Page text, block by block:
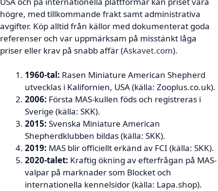
högre, med tillkommande frakt samt administrativa
avgifter. Köp alltid från källor med dokumenterat goda
referenser och var uppmärksam på misstänkt låga
priser eller krav på snabb affär (Askavet.com).
1960-tal: Rasen Miniature American Shepherd
utvecklas i Kalifornien, USA (källa: Zooplus.co.uk).
2006: Första MAS-kullen föds och registreras i
Sverige (källa: SKK).
2015: Svenska Miniature American
Shepherdklubben bildas (källa: SKK).
2019: MAS blir officiellt erkänd av FCI (källa: SKK).
2020-talet: Kraftig ökning av efterfrågan på MAS-
valpar på marknader som Blocket och
internationella kennelsidor (källa: Lapa.shop).